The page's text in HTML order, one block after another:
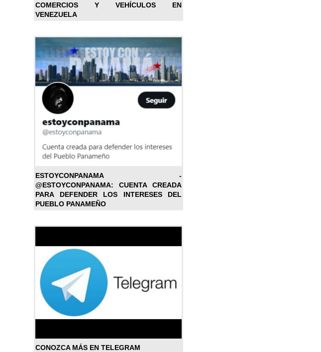
COMERCIOS Y VEHÍCULOS EN
VENEZUELA
ESTOYCONPANAMA -
@ESTOYCONPANAMA: CUENTA CREADA
PARA DEFENDER LOS INTERESES DEL
PUEBLO PANAMEÑO
CONOZCA MÁS EN TELEGRAM